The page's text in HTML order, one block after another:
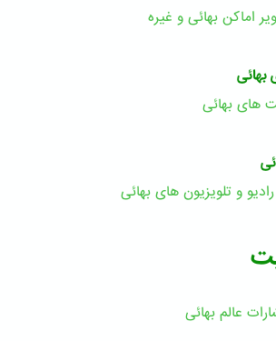
اماکن بهائی و غیره
بهائی
های بهائی
و تلویزیون های بهائی
عالم بهائى